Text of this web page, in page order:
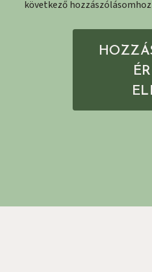
következő